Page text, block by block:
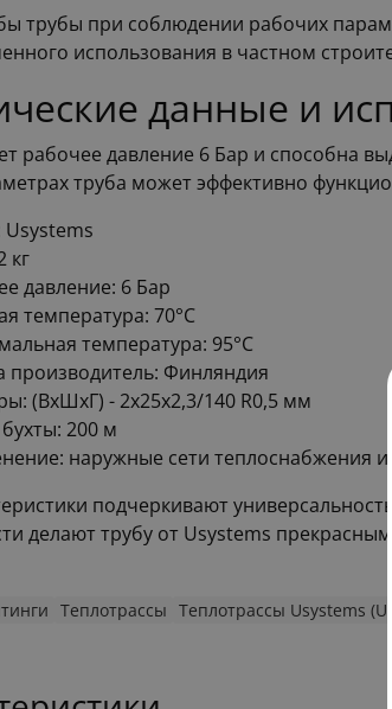
трубы при соблюдении рабочих
использования в частном
данные и
рабочее давление 6 Бар и способна
труба может эффективно
Usystems
кг
давление: 6 Бар
температура: 70°С
температура: 95°С
производитель: Финляндия
(ВхШхГ) - 2x25x2,3/140 R0,5 мм
200 м
наружные сети теплоснабжения
подчеркивают
делают трубу от Usystems
Теплотрассы Теплотрассы Usystems